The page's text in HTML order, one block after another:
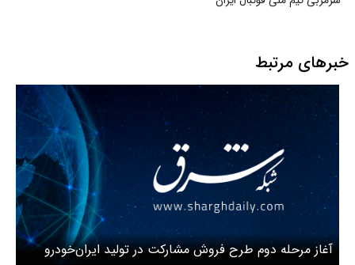
خبرهای مرتبط
آغاز مرحله دوم طرح فروش مشارکت در تولید ایران‌خودرو